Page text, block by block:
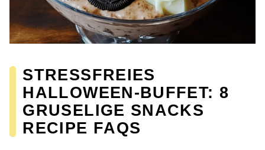
STRESSFREIES
HALLOWEEN-BUFFET: 8
GRUSELIGE SNACKS
RECIPE FAQS